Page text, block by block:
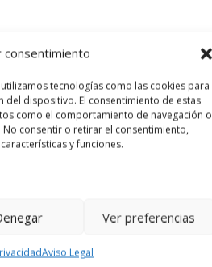
consentimiento
tecnologías como las cookies para
dispositivo. El consentimiento de estas
como el comportamiento de navegación o
consentir o retirar el consentimiento,
y funciones.
Ver preferencias
Aviso Legal